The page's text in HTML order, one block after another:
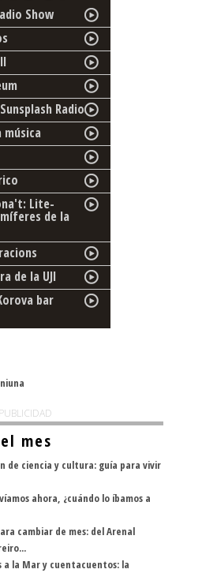
Show
Radio
música
Lite-
de la
de la UJI
bar
PUBLICIDAD
mes
de ciencia y cultura: guía para vivir
ahora, ¿cuándo lo íbamos a
cambiar de mes: del Arenal
la Mar y cuentacuentos: la